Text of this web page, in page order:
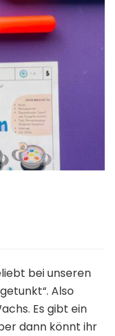
bei unseren
Also
Es gibt ein
dann könnt ihr